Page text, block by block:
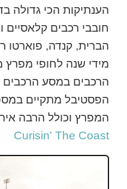
הענתיקות הכי גדולה
חובבי רכבים קלאסיים
הברית, קנדה, פוארטו
מידי שנה לחופי מפרץ
הרכבים במסע הרכבים
הפסטיבל מתקיים
המפרץ וכולל הרבה
Curisin' The Coast